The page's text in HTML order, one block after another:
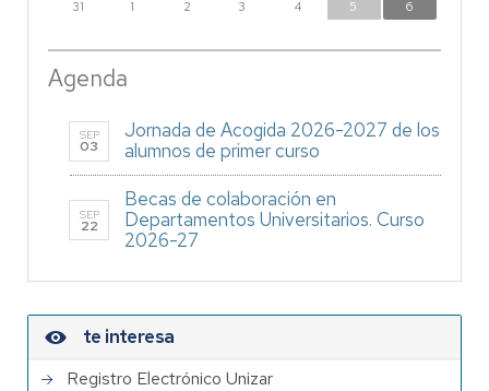
31 1 2 3 4 5 6
Agenda
SEP
03
Jornada de Acogida 2026-2027 de los
alumnos de primer curso
SEP
22
Becas de colaboración en
Departamentos Universitarios. Curso
2026-27
te interesa
Registro Electrónico Unizar